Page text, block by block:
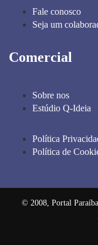
Fale conosco
Seja um
Comercial
Sobre nos
Estúdio Q-Ideia
Política
Política de
© 2008, Portal